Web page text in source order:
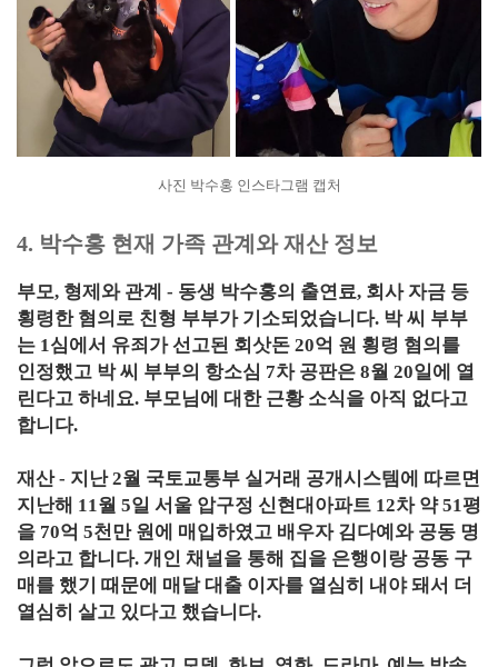
사진 박수홍 인스타그램 캡처
4. 박수홍 현재 가족 관계와 재산 정보
부모, 형제와 관계 - 동생 박수홍의 출연료, 회사 자금 등
횡령한 혐의로 친형 부부가 기소되었습니다. 박 씨 부부
는 1심에서 유죄가 선고된 회삿돈 20억 원 횡령 혐의를
인정했고 박 씨 부부의 항소심 7차 공판은 8월 20일에 열
린다고 하네요. 부모님에 대한 근황 소식을 아직 없다고
합니다.
재산 - 지난 2월 국토교통부 실거래 공개시스템에 따르면
지난해 11월 5일 서울 압구정 신현대아파트 12차 약 51평
을 70억 5천만 원에 매입하였고 배우자 김다예와 공동 명
의라고 합니다. 개인 채널을 통해 집을 은행이랑 공동 구
매를 했기 때문에 매달 대출 이자를 열심히 내야 돼서 더
열심히 살고 있다고 했습니다.